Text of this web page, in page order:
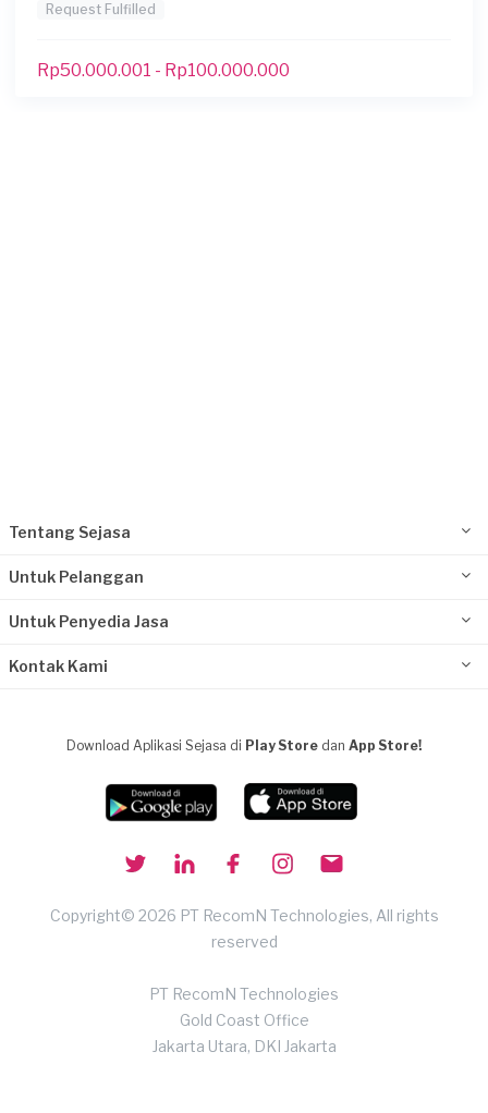
Request Fulfilled
Rp50.000.001 - Rp100.000.000
Tentang Sejasa
Untuk Pelanggan
Untuk Penyedia Jasa
Kontak Kami
Download Aplikasi Sejasa di Play Store dan App Store!
Copyright© 2026 PT RecomN Technologies, All rights
reserved
PT RecomN Technologies
Gold Coast Office
Jakarta Utara, DKI Jakarta